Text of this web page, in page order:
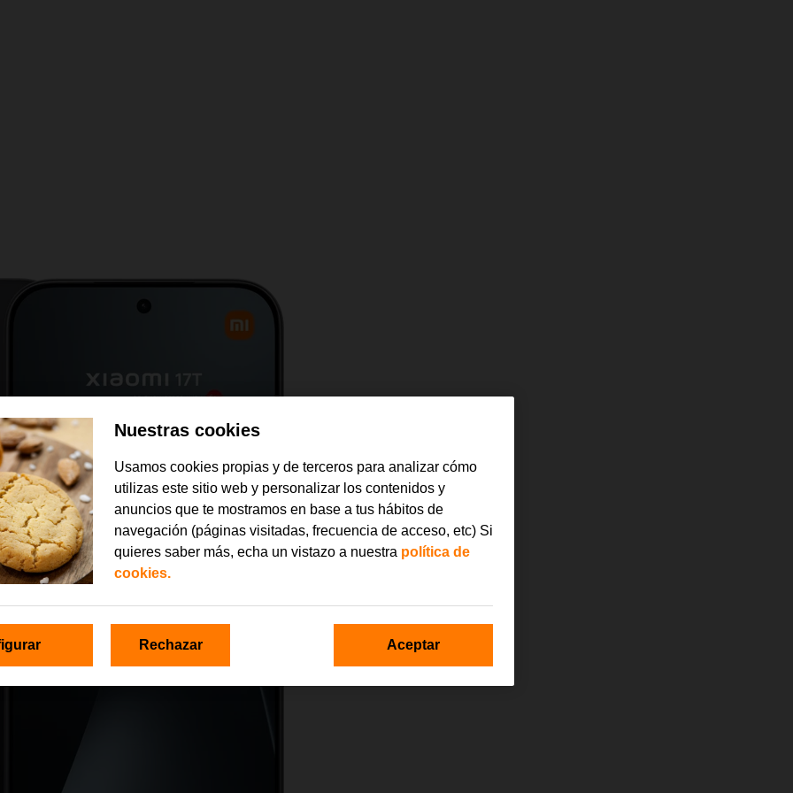
Nuestras cookies
Usamos cookies propias y de terceros para analizar cómo
utilizas este sitio web y personalizar los contenidos y
anuncios que te mostramos en base a tus hábitos de
navegación (páginas visitadas, frecuencia de acceso, etc) Si
quieres saber más, echa un vistazo a nuestra política de
cookies.
Rechazar Aceptar